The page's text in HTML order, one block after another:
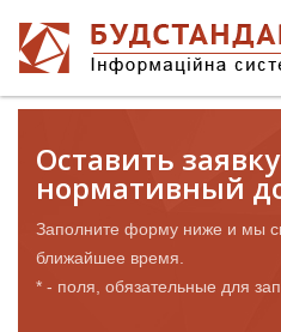
Оставить
нормативный
Заполните форму ниже и мы
ближайшее время.
* - поля, обязательные для